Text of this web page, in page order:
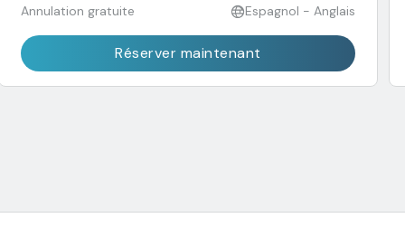
Annulation gratuite Espagnol - Anglais
Réserver maintenant